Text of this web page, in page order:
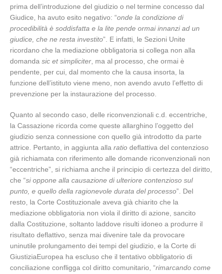
prima dell’introduzione del giudizio o nel termine concesso dal
Giudice, ha avuto esito negativo: “onde la condizione di
procedibilità è soddisfatta e la lite pende ormai innanzi ad un
giudice, che ne resta investito”. E infatti, le Sezioni Unite
ricordano che la mediazione obbligatoria si collega non alla
domanda sic et simpliciter , ma al processo, che ormai è
pendente, per cui, dal momento che la causa insorta, la
funzione dell’istituto viene meno, non avendo avuto l’effetto di
prevenzione per la instaurazione del processo.
Quanto al secondo caso, delle riconvenzionali c.d. eccentriche,
la Cassazione ricorda come queste allarghino l’oggetto del
giudizio senza connessione con quello già introdotto da parte
attrice. Pertanto, in aggiunta alla ratio deflattiva del contenzioso
già richiamata con riferimento alle domande riconvenzionali non
“eccentriche”, si richiama anche il principio di certezza del diritto,
che “si oppone alla causazione di ulteriore contenzioso sul
punto, e quello della ragionevole durata del processo”. Del
resto, la Corte Costituzionale aveva già chiarito che la
mediazione obbligatoria non viola il diritto di azione, sancito
dalla Costituzione, soltanto laddove risulti idoneo a produrre il
risultato deflattivo, senza mai divenire tale da provocare
uninutile prolungamento dei tempi del giudizio, e la Corte di
GiustiziaEuropea ha escluso che il tentativo obbligatorio di
conciliazione confligga col diritto comunitario, “rimarcando come